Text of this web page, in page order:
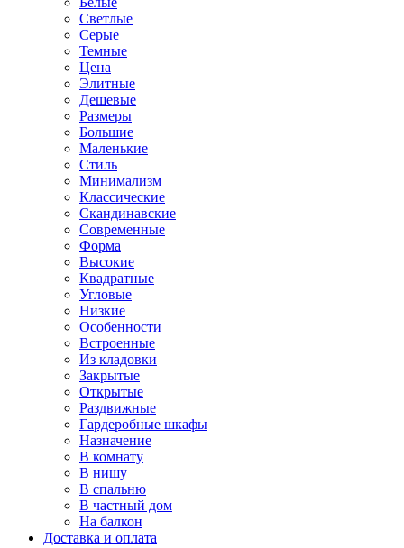
Светлые
Серые
Темные
Цена
Элитные
Дешевые
Размеры
Большие
Маленькие
Стиль
Минимализм
Классические
Скандинавские
Современные
Форма
Высокие
Квадратные
Угловые
Низкие
Особенности
Встроенные
Из кладовки
Закрытые
Открытые
Раздвижные
Гардеробные шкафы
Назначение
В комнату
В нишу
В спальню
В частный дом
На балкон
Доставка и оплата